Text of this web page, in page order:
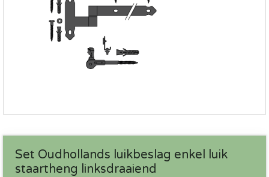
Set Oudhollands luikbeslag enkel luik
staartheng linksdraaiend